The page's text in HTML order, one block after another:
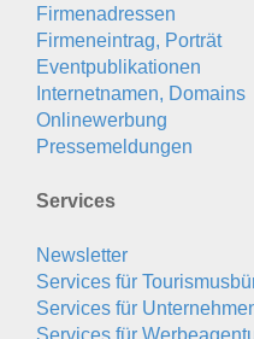
Firmenadressen
Firmeneintrag, Porträt
Eventpublikationen
Internetnamen, Domains
Onlinewerbung
Pressemeldungen
Services
Newsletter
Services für
Services für
Services für